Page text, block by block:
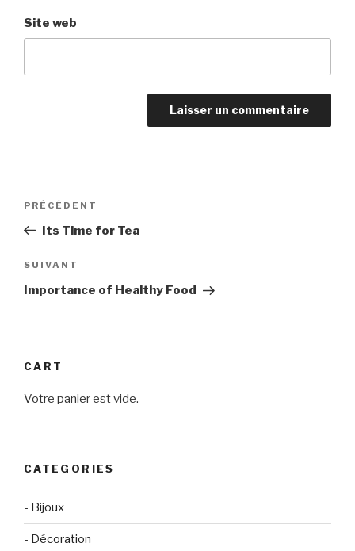
Site web
Navigation
l’article
Article
précédent
PRÉCÉDENT
Its Time for Tea
Article
suivant
SUIVANT
Importance of Healthy Food
CART
Votre panier est vide.
CATEGORIES
- Bijoux
- Décoration